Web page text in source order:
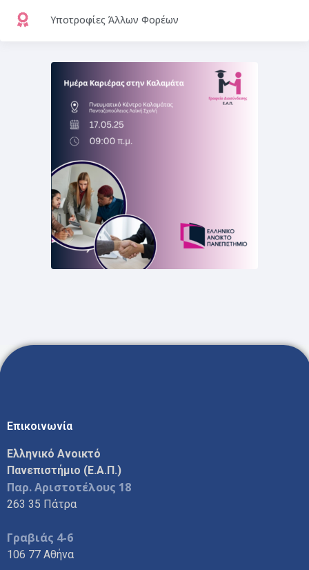
Υποτροφίες Άλλων Φορέων
Επικοινωνία
Ελληνικό Ανοικτό
Πανεπιστήμιο (Ε.Α.Π.)
Παρ. Αριστοτέλους 18
263 35 Πάτρα
Γραβιάς 4-6
106 77 Αθήνα